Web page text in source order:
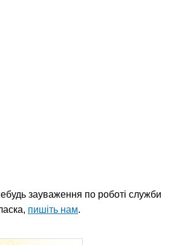
зауваження по роботі служби
пишіть нам.